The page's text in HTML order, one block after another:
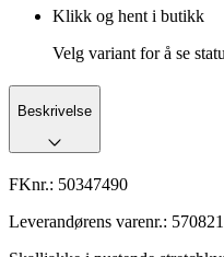
Klikk og hent i butikk
Velg variant for å se
Beskrivelse
FKnr.: 50347490
Leverandørens varenr.: